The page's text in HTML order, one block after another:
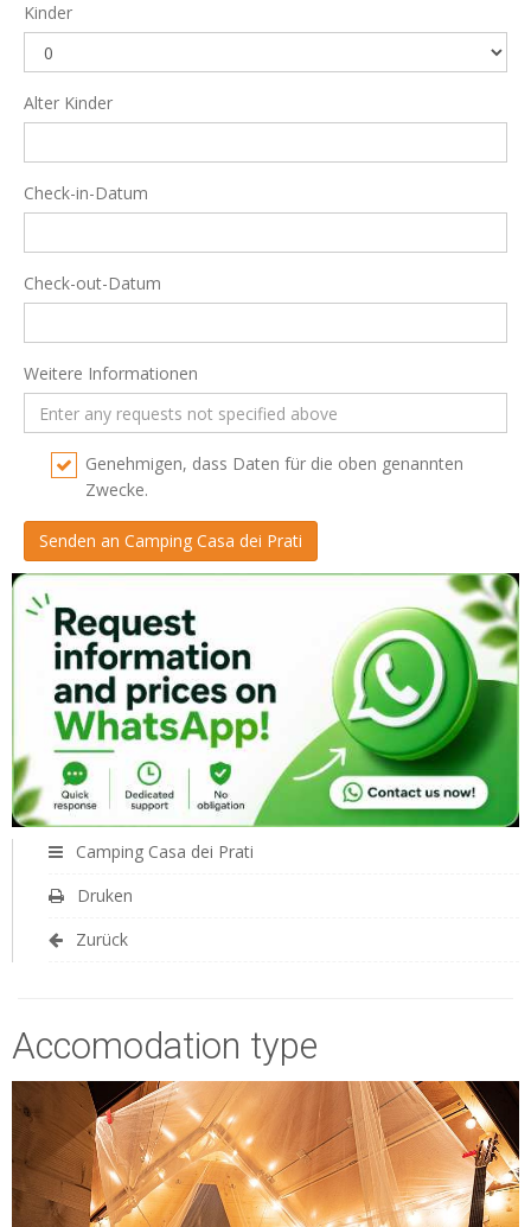
Kinder
Alter Kinder
Check-in-Datum
Check-out-Datum
Weitere Informationen
Genehmigen, dass Daten für die oben genannten
Zwecke.
Camping Casa dei Prati
Druken
Zurück
Accomodation type